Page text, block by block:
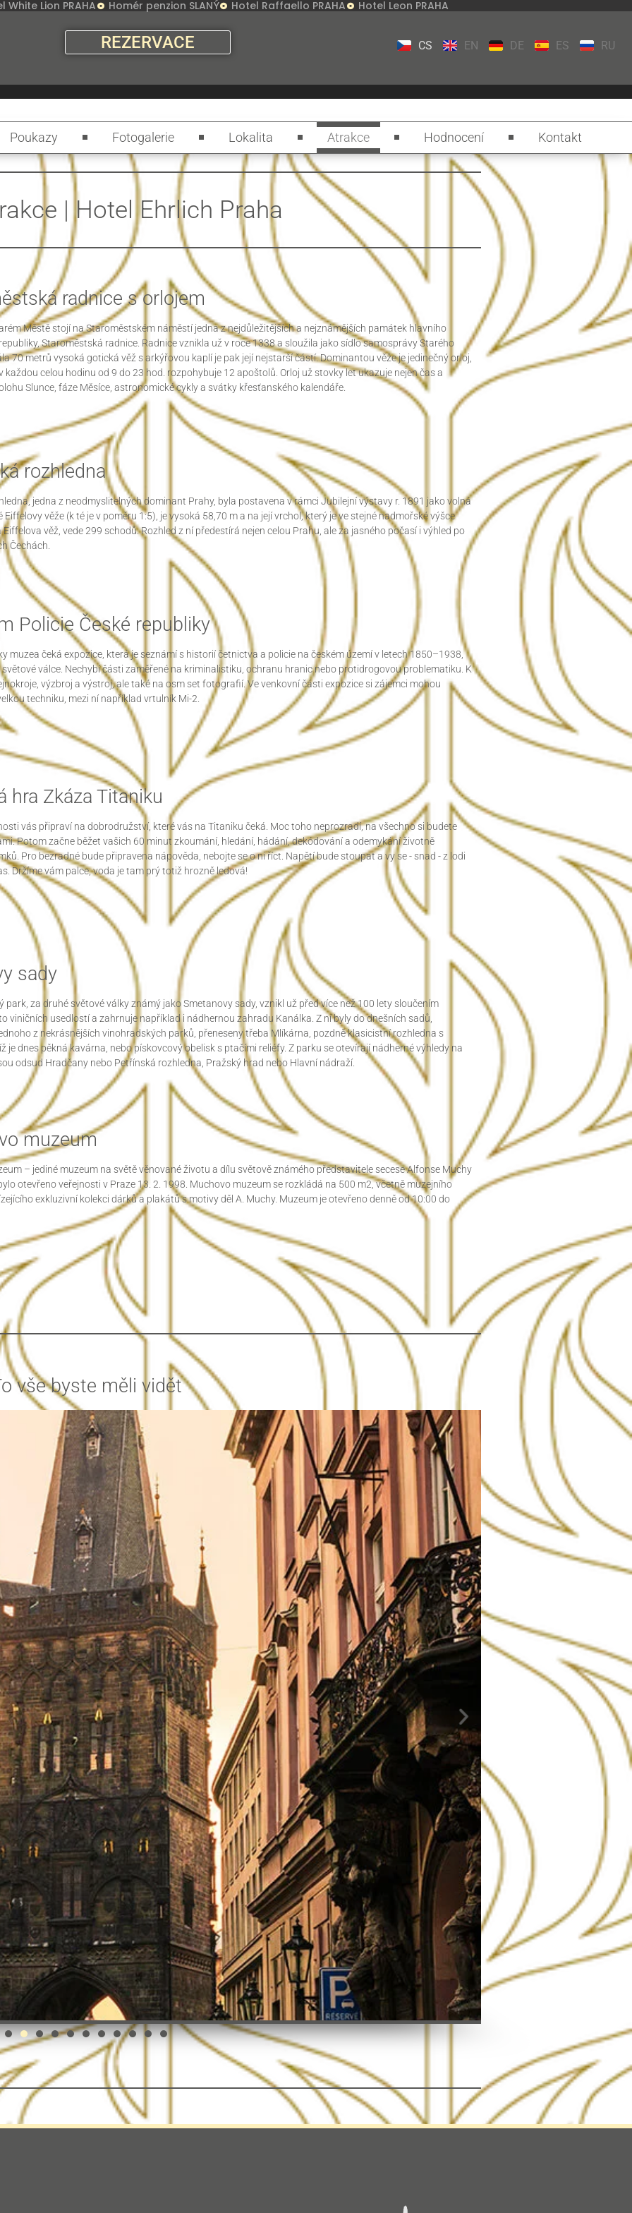
REZERVACE CS EN DE ES RU
White Lion PRAHA Homér penzion SLANÝ Hotel Raffaello PRAHA Hotel Leon PRAHA
Poukazy Fotogalerie Lokalita Atrakce Hodnocení Kontakt
| Hotel Ehrlich Praha
radnice s orlojem
Městě stojí na Staroměstském náměstí jedna z nejdůležitějších a nejznámějších památek hlavního
Staroměstská radnice. Radnice vznikla už v roce 1338 a sloužila jako sídlo samosprávy Starého
70 metrů vysoká gotická věž s arkýřovou kaplí je pak její nejstarší částí. Dominantou věže je jedinečný orloj,
každou celou hodinu od 9 do 23 hod. rozpohybuje 12 apoštolů. Orloj už stovky let ukazuje nejen čas a
Slunce, fáze Měsíce, astronomické cykly a svátky křesťanského kalendáře.
rozhledna
jedna z neodmyslitelných dominant Prahy, byla postavena v rámci Jubilejní výstavy r. 1891 jako volná
Eiffelovy věže (k té je v poměru 1:5), je vysoká 58,70 m a na její vrchol, který je ve stejné nadmořské výšce
věž, vede 299 schodů. Rozhled z ní předestírá nejen celou Prahu, ale za jasného počasí i výhled po
Čechách.
Policie České republiky
muzea čeká expozice, která je seznámí s historií četnictva a policie na českém území v letech 1850–1938,
válce. Nechybí části zaměřené na kriminalistiku, ochranu hranic nebo protidrogovou problematiku. K
výzbroj a výstroj, ale také na osm set fotografií. Ve venkovní části expozice si zájemci mohou
techniku, mezi ní například vrtulník Mi-2.
hra Zkáza Titaniku
vás připraví na dobrodružství, které vás na Titaniku čeká. Moc toho neprozradí, na všechno si budete
Potom začne běžet vašich 60 minut zkoumání, hledání, hádání, dekódování a odemykání životně
Pro bezradné bude připravena nápověda, nebojte se o ni říct. Napětí bude stoupat a vy se - snad - z lodi
Držíme vám palce, voda je tam prý totiž hrozně ledová!
sady
park, za druhé světové války známý jako Smetanovy sady, vznikl už před více než 100 lety sloučením
viničních usedlostí a zahrnuje například i nádhernou zahradu Kanálka. Z ní byly do dnešních sadů,
z nekrásnějších vinohradských parků, přeneseny třeba Mlíkárna, pozdně klasicistní rozhledna s
je dnes pěkná kavárna, nebo pískovcový obelisk s ptačími reliéfy. Z parku se otevírají nádherné výhledy na
odsud Hradčany nebo Petřínská rozhledna, Pražský hrad nebo Hlavní nádraží.
muzeum
– jediné muzeum na světě věnované životu a dílu světově známého představitele secese Alfonse Muchy
otevřeno veřejnosti v Praze 13. 2. 1998. Muchovo muzeum se rozkládá na 500 m2, včetně muzejního
exkluzivní kolekci dárků a plakátů s motivy děl A. Muchy. Muzeum je otevřeno denně od 10:00 do
vše byste měli vidět